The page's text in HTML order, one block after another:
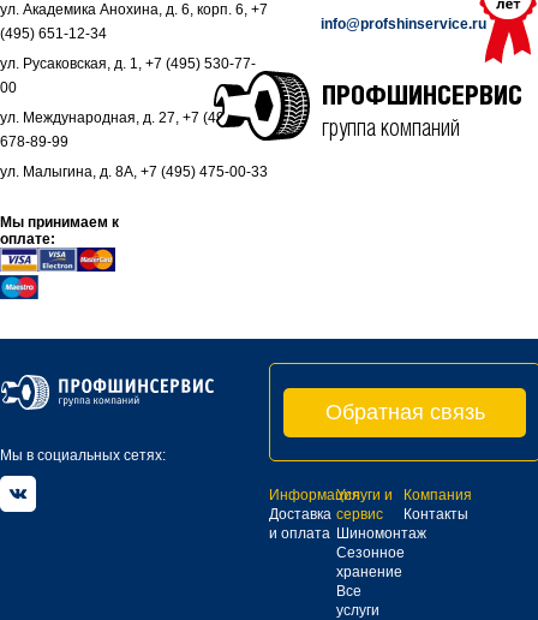
ул. Академика Анохина, д. 6, корп. 6, +7
(495) 651-12-34
ул. Русаковская, д. 1, +7 (495) 530-77-
00
ул. Международная, д. 27, +7 (495)
678-89-99
ул. Малыгина, д. 8А, +7 (495) 475-00-33
Мы принимаем к
оплате:
info@profshinservice.ru
ПРОФШИНСЕРВИС
группа компаний
Мы в социальных сетях:
Обратная связь
Информация
Доставка
и оплата
Услуги и
сервис
Шиномонтаж
Сезонное
хранение
Все
услуги
Компания
Контакты